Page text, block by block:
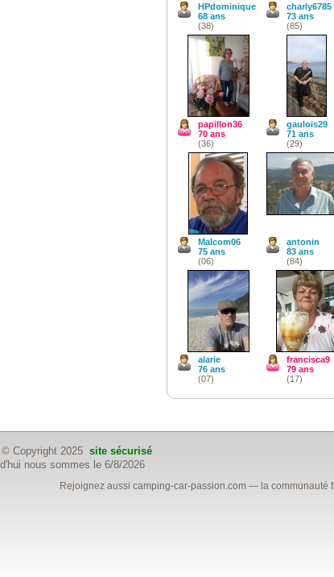
HPdominique
68 ans
(38)
charly6785
73 ans
(85)
papillon36
70 ans
(36)
gaulois29
71 ans
(29)
Malcom06
75 ans
(06)
antonin
83 ans
(84)
alarie
76 ans
(07)
francisca9
79 ans
(17)
© Copyright 2025 site sécurisé
nous sommes le 6/8/2026
Rejoignez aussi camping-car-passion.com — la communauté